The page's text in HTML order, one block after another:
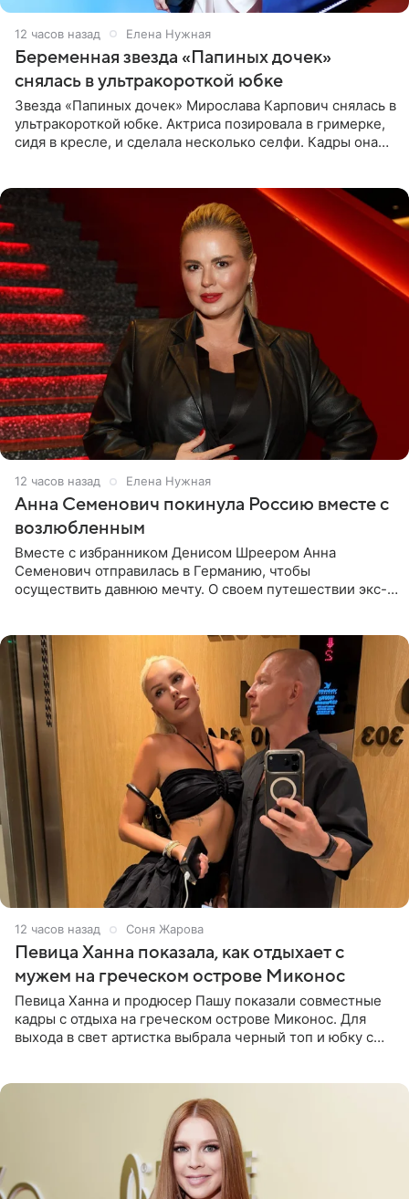
12 часов назад Елена Нужная
Беременная звезда «Папиных дочек»
снялась в ультракороткой юбке
Звезда «Папиных дочек» Мирослава Карпович снялась в
ультракороткой юбке. Актриса позировала в гримерке,
сидя в кресле, и сделала несколько селфи. Кадры она
12 часов назад Елена Нужная
Анна Семенович покинула Россию вместе с
возлюбленным
Вместе с избранником Денисом Шреером Анна
Семенович отправилась в Германию, чтобы
осуществить давнюю мечту. О своем путешествии экс-
12 часов назад Соня Жарова
Певица Ханна показала, как отдыхает с
мужем на греческом острове Миконос
Певица Ханна и продюсер Пашу показали совместные
кадры с отдыха на греческом острове Миконос. Для
выхода в свет артистка выбрала черный топ и юбку с